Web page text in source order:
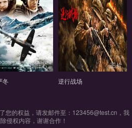
正片
冬
正片
逆行战场
您的权益，请发邮件至：123456@test.cn，我
侵权内容，谢谢合作！